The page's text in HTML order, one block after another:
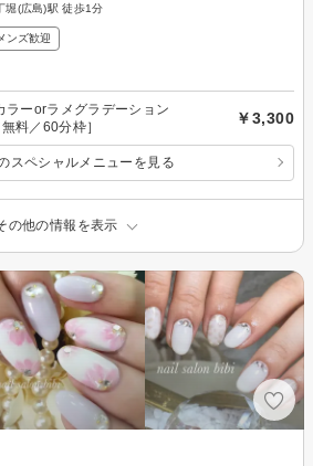
堀(広島)駅 徒歩1分
メンズ歓迎
ーorラメグラデーション
料／60分枠］
￥3,300
スペシャルメニューを見る
の他の情報を表示